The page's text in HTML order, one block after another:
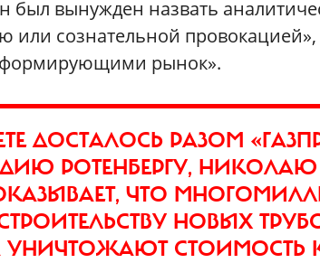
был вынужден назвать
или сознательной
рынок».
ДОСТАЛОСЬ РАЗОМ
РОТЕНБЕРГУ,
ЧТО
НОВЫХ
УНИЧТОЖАЮТ